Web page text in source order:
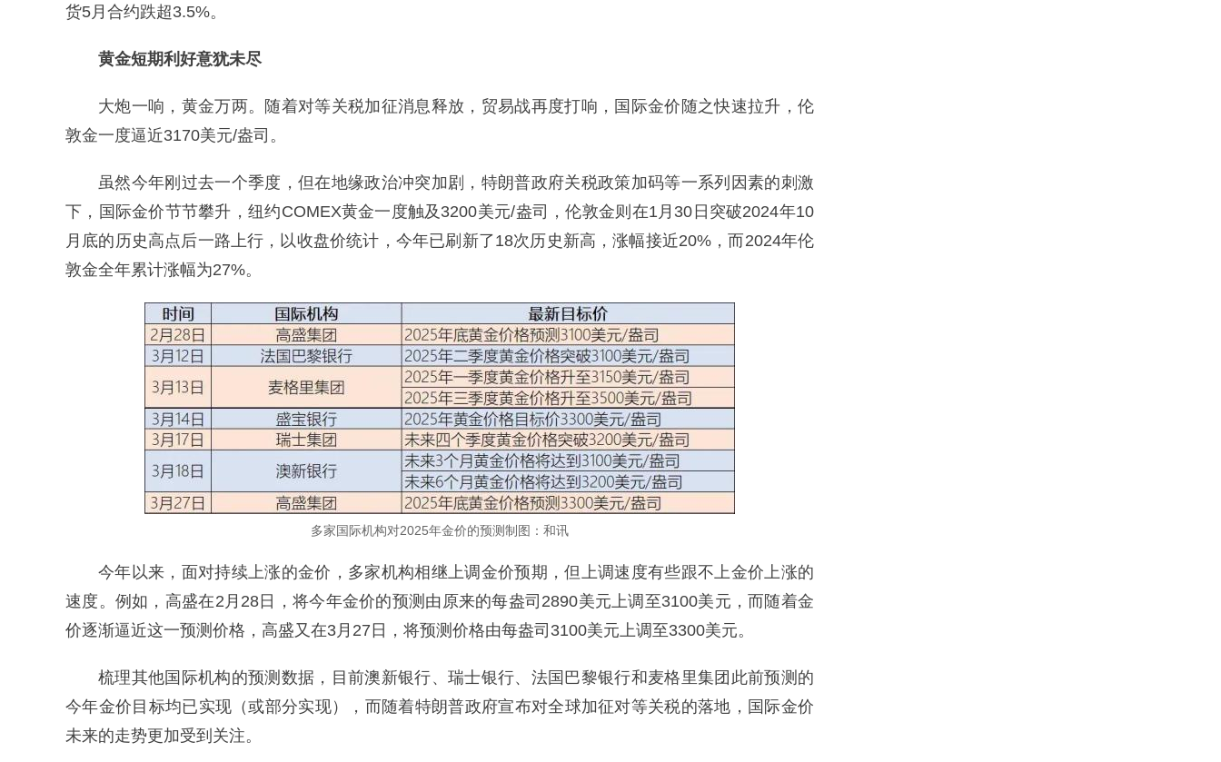
货5月合约跌超3.5%。
黄金短期利好意犹未尽
大炮一响，黄金万两。随着对等关税加征消息释放，贸易战再度打响，国际金价随之快速拉升，伦
敦金一度逼近3170美元/盎司。
虽然今年刚过去一个季度，但在地缘政治冲突加剧，特朗普政府关税政策加码等一系列因素的刺激
下，国际金价节节攀升，纽约COMEX黄金一度触及3200美元/盎司，伦敦金则在1月30日突破2024年10
月底的历史高点后一路上行，以收盘价统计，今年已刷新了18次历史新高，涨幅接近20%，而2024年伦
敦金全年累计涨幅为27%。
多家国际机构对2025年金价的预测制图：和讯
今年以来，面对持续上涨的金价，多家机构相继上调金价预期，但上调速度有些跟不上金价上涨的
速度。例如，高盛在2月28日，将今年金价的预测由原来的每盎司2890美元上调至3100美元，而随着金
价逐渐逼近这一预测价格，高盛又在3月27日，将预测价格由每盎司3100美元上调至3300美元。
梳理其他国际机构的预测数据，目前澳新银行、瑞士银行、法国巴黎银行和麦格里集团此前预测的
今年金价目标均已实现（或部分实现），而随着特朗普政府宣布对全球加征对等关税的落地，国际金价
未来的走势更加受到关注。